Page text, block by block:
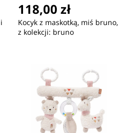
118,00 zł
Kocyk z maskotką, miś bruno,
z kolekcji: bruno